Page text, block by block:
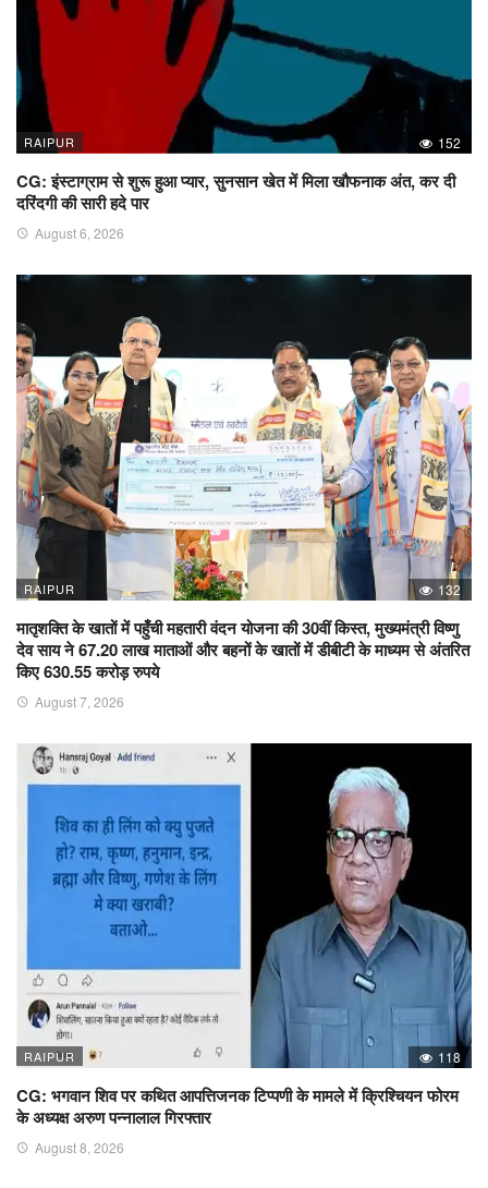
RAIPUR 152
CG: इंस्टाग्राम से शुरू हुआ प्यार, सुनसान खेत में मिला खौफनाक अंत, कर दी
दरिंदगी की सारी हदे पार
August 6, 2026
RAIPUR 132
मातृशक्ति के खातों में पहुँची महतारी वंदन योजना की 30वीं किस्त, मुख्यमंत्री विष्णु
देव साय ने 67.20 लाख माताओं और बहनों के खातों में डीबीटी के माध्यम से अंतरित
किए 630.55 करोड़ रुपये
August 7, 2026
RAIPUR 118
CG: भगवान शिव पर कथित आपत्तिजनक टिप्पणी के मामले में क्रिश्चियन फोरम
के अध्यक्ष अरुण पन्नालाल गिरफ्तार
August 8, 2026